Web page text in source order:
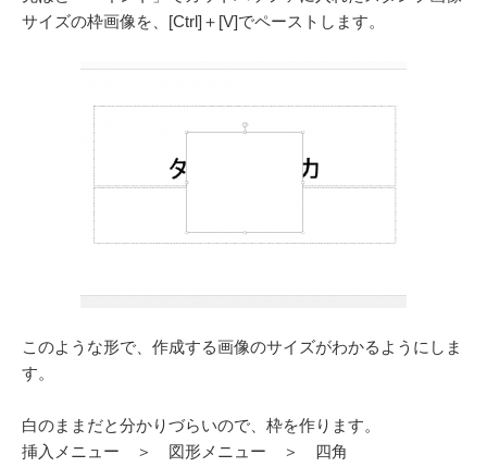
サイズの枠画像を、[Ctrl]＋[V]でペーストします。
このような形で、作成する画像のサイズがわかるようにしま
す。
白のままだと分かりづらいので、枠を作ります。
挿入メニュー ＞ 図形メニュー ＞ 四角